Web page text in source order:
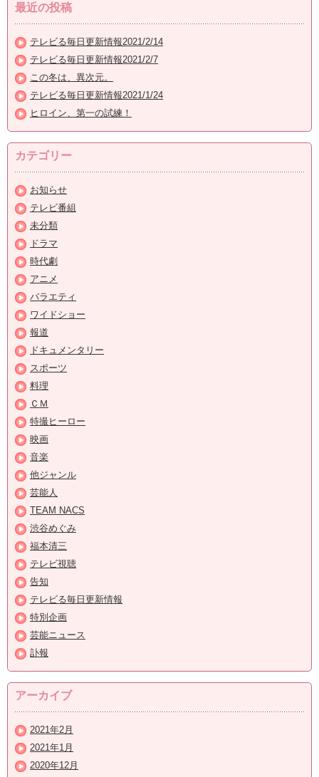
最近の投稿
テレビる毎日更新情報2021/2/14
テレビる毎日更新情報2021/2/7
この冬は、異次元。
テレビる毎日更新情報2021/1/24
ヒロイン、第一の試練！
カテゴリー
お知らせ
テレビ番組
未分類
ドラマ
時代劇
アニメ
バラエティ
ワイドショー
報道
ドキュメンタリー
スポーツ
料理
ＣＭ
特撮ヒーロー
映画
音楽
他ジャンル
芸能人
TEAM NACS
渋谷めぐみ
福本清三
テレビ視聴
告知
テレビる毎日更新情報
特別企画
芸能ニュース
訃報
アーカイブ
2021年2月
2021年1月
2020年12月